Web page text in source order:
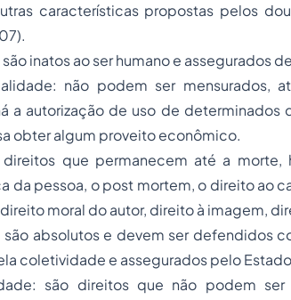
características propostas pelos
inatos ao ser humano e assegurados
não podem ser mensurados,
a autorização de uso de determinados
obter algum proveito econômico.
direitos que permanecem até a morte,
da pessoa, opost mortem, o direito ao
moral do autor, direito à imagem,
absolutos e devem ser defendidos
coletividade e assegurados pelo
são direitos que não podem